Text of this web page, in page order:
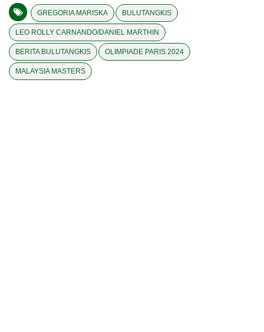
GREGORIA MARISKA BULUTANGKIS
LEO ROLLY CARNANDO/DANIEL MARTHIN
BERITA BULUTANGKIS OLIMPIADE PARIS 2024
MALAYSIA MASTERS